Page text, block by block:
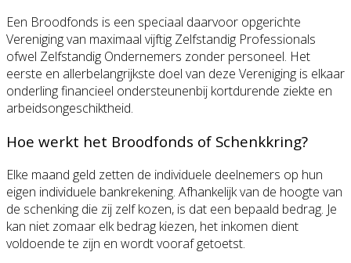
Een Broodfonds is een speciaal daarvoor opgerichte
Vereniging van maximaal vijftig Zelfstandig Professionals
ofwel Zelfstandig Ondernemers zonder personeel. Het
eerste en allerbelangrijkste doel van deze Vereniging is elkaar
onderling financieel ondersteunenbij kortdurende ziekte en
arbeidsongeschiktheid.
Hoe werkt het Broodfonds of Schenkkring?
Elke maand geld zetten de individuele deelnemers op hun
eigen individuele bankrekening. Afhankelijk van de hoogte van
de schenking die zij zelf kozen, is dat een bepaald bedrag. Je
kan niet zomaar elk bedrag kiezen, het inkomen dient
voldoende te zijn en wordt vooraf getoetst.